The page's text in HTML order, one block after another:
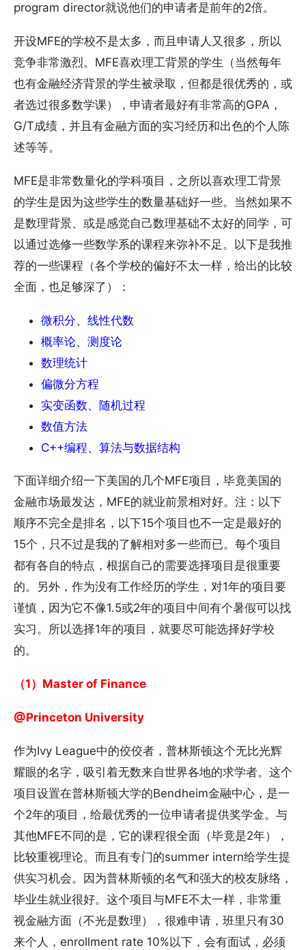
program director就说他们的申请者是前年的2倍。
开设MFE的学校不是太多，而且申请人又很多，所以
竞争非常激烈。MFE喜欢理工背景的学生（当然每年
也有金融经济背景的学生被录取，但都是很优秀的，或
者选过很多数学课），申请者最好有非常高的GPA，
G/T成绩，并且有金融方面的实习经历和出色的个人陈
述等等。
MFE是非常数量化的学科项目，之所以喜欢理工背景
的学生是因为这些学生的数量基础好一些。当然如果不
是数理背景、或是感觉自己数理基础不太好的同学，可
以通过选修一些数学系的课程来弥补不足。以下是我推
荐的一些课程（各个学校的偏好不太一样，给出的比较
全面，也足够深了）：
微积分、线性代数
概率论、测度论
数理统计
偏微分方程
实变函数、随机过程
数值方法
C++编程、算法与数据结构
下面详细介绍一下美国的几个MFE项目，毕竟美国的
金融市场最发达，MFE的就业前景相对好。注：以下
顺序不完全是排名，以下15个项目也不一定是最好的
15个，只不过是我的了解相对多一些而已。每个项目
都有各自的特点，根据自己的需要选择项目是很重要
的。另外，作为没有工作经历的学生，对1年的项目要
谨慎，因为它不像1.5或2年的项目中间有个暑假可以找
实习。所以选择1年的项目，就要尽可能选择好学校
的。
（1）Master of Finance
@Princeton University
作为Ivy League中的佼佼者，普林斯顿这个无比光辉
耀眼的名字，吸引着无数来自世界各地的求学者。这个
项目设置在普林斯顿大学的Bendheim金融中心，是一
个2年的项目，给最优秀的一位申请者提供奖学金。与
其他MFE不同的是，它的课程很全面（毕竟是2年），
比较重视理论。而且有专门的summer intern给学生提
供实习机会。因为普林斯顿的名气和强大的校友脉络，
毕业生就业很好。这个项目与MFE不太一样，非常重
视金融方面（不光是数理），很难申请，班里只有30
来个人，enrollment rate 10%以下，会有面试，必须